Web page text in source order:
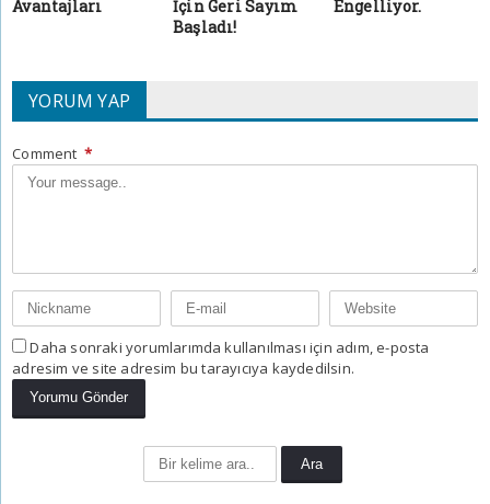
Avantajları
İçin Geri Sayım
Başladı!
Engelliyor.
YORUM YAP
Comment *
Daha sonraki yorumlarımda kullanılması için adım, e-posta
adresim ve site adresim bu tarayıcıya kaydedilsin.